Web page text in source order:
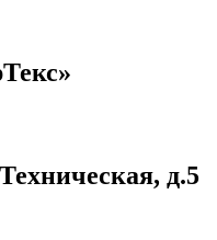
д.5